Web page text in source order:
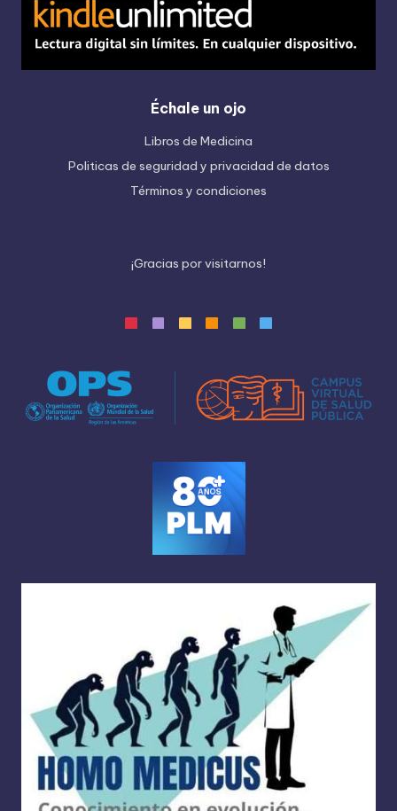
Échale un ojo
Libros de Medicina
Politicas de seguridad y privacidad de datos
Términos y condiciones
¡Gracias porvisitarnos!